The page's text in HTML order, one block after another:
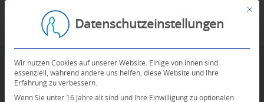
Mit
Datenschutzeinstellungen
Wir nutzen Cookies auf unserer Website. Einige von ihnen sind
essenziell, während andere uns helfen, diese Website und Ihre
Erfahrung zu verbessern.
Wenn Sie unter 16 Jahre alt sind und Ihre Einwilligung zu optionalen